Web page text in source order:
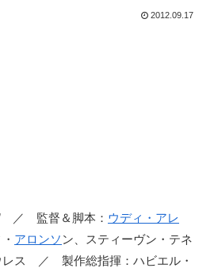
2012.09.17
／ 監督＆脚本： ウディ・アレ
アロンソ ン、スティーヴン・テネ
レス ／ 製作総指揮：ハビエル・